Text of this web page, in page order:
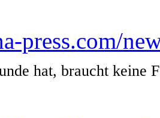
press.com/
hat, braucht keine